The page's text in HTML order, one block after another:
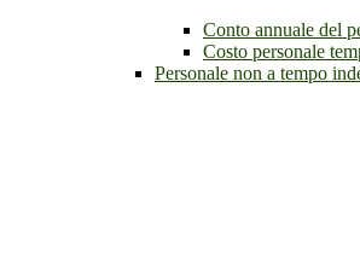
Conto annuale del
Costo personale
Personale non a tempo